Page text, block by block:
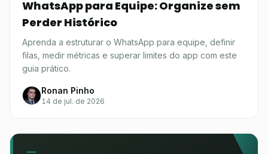
WhatsApp para Equipe: Organize sem
Perder Histórico
Aprenda a estruturar o WhatsApp para equipe, definir
filas, medir métricas e superar limites do app com este
guia prático.
Ronan Pinho
14 de jul. de 2026